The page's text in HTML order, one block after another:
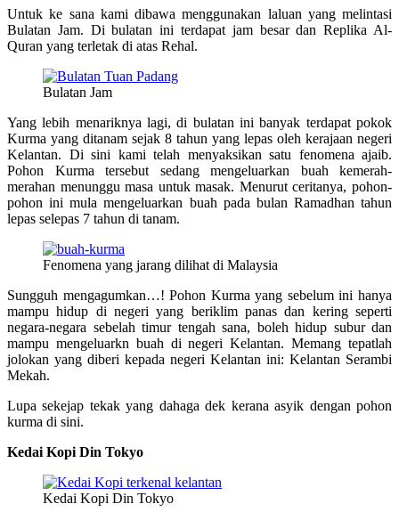
Untuk ke sana kami dibawa menggunakan laluan yang melintasi
Bulatan Jam. Di bulatan ini terdapat jam besar dan Replika Al-
Quran yang terletak di atas Rehal.
Bulatan Jam
Yang lebih menariknya lagi, di bulatan ini banyak terdapat pokok
Kurma yang ditanam sejak 8 tahun yang lepas oleh kerajaan negeri
Kelantan. Di sini kami telah menyaksikan satu fenomena ajaib.
Pohon Kurma tersebut sedang mengeluarkan buah kemerah-
merahan menunggu masa untuk masak. Menurut ceritanya, pohon-
pohon ini mula mengeluarkan buah pada bulan Ramadhan tahun
lepas selepas 7 tahun di tanam.
Fenomena yang jarang dilihat di Malaysia
Sungguh mengagumkan…! Pohon Kurma yang sebelum ini hanya
mampu hidup di negeri yang beriklim panas dan kering seperti
negara-negara sebelah timur tengah sana, boleh hidup subur dan
mampu mengeluarkn buah di negeri Kelantan. Memang tepatlah
jolokan yang diberi kepada negeri Kelantan ini: Kelantan Serambi
Mekah.
Lupa sekejap tekak yang dahaga dek kerana asyik dengan pohon
kurma di sini.
Kedai Kopi Din Tokyo
Kedai Kopi Din Tokyo